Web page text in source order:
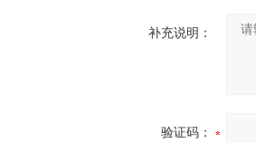
补充说明：
验证码：